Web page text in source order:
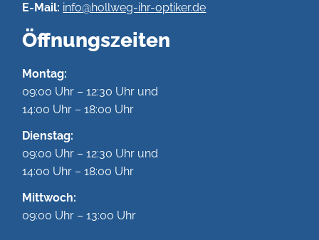
E-Mail: info@hollweg-ihr-optiker.de
Öffnungszeiten
Montag:
09:00 Uhr – 12:30 Uhr und
14:00 Uhr – 18:00 Uhr
Dienstag:
09:00 Uhr – 12:30 Uhr und
14:00 Uhr – 18:00 Uhr
Mittwoch:
09:00 Uhr – 13:00 Uhr